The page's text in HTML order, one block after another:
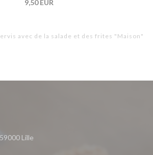
9,50 EUR
avec de la salade et des frites "Maison"
Lille